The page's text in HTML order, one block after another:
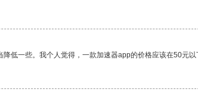
低一些。我个人觉得，一款加速器app的价格应该在50元以